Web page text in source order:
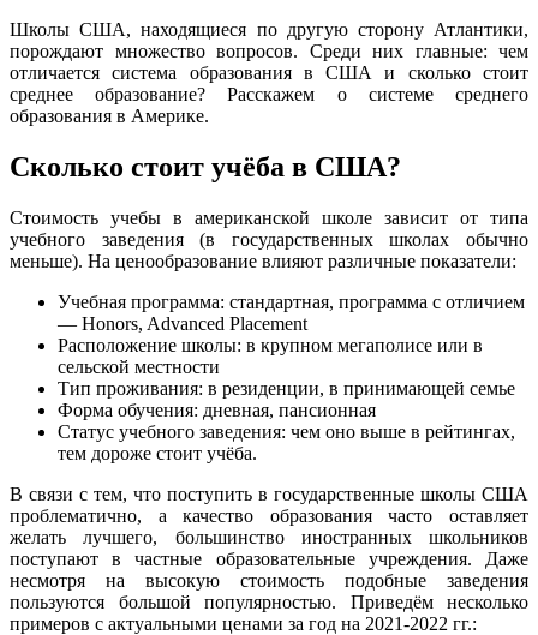
Школы США, находящиеся по другую сторону Атлантики,
порождают множество вопросов. Среди них главные: чем
отличается система образования в США и сколько стоит
среднее образование? Расскажем о системе среднего
образования в Америке.
Сколько стоит учёба в США?
Стоимость учебы в американской школе зависит от типа
учебного заведения (в государственных школах обычно
меньше). На ценообразование влияют различные показатели:
Учебная программа: стандартная, программа с отличием
— Honors, Advanced Placement
Расположение школы: в крупном мегаполисе или в
сельской местности
Тип проживания: в резиденции, в принимающей семье
Форма обучения: дневная, пансионная
Статус учебного заведения: чем оно выше в рейтингах,
тем дороже стоит учёба.
В связи с тем, что поступить в государственные школы США
проблематично, а качество образования часто оставляет
желать лучшего, большинство иностранных школьников
поступают в частные образовательные учреждения. Даже
несмотря на высокую стоимость подобные заведения
пользуются большой популярностью. Приведём несколько
примеров с актуальными ценами за год на 2021-2022 гг.: